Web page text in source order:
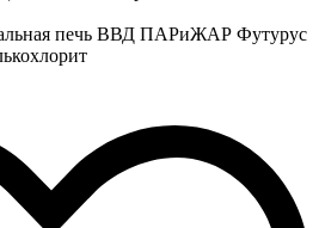
печь ВВД ПАРиЖАР Футурус